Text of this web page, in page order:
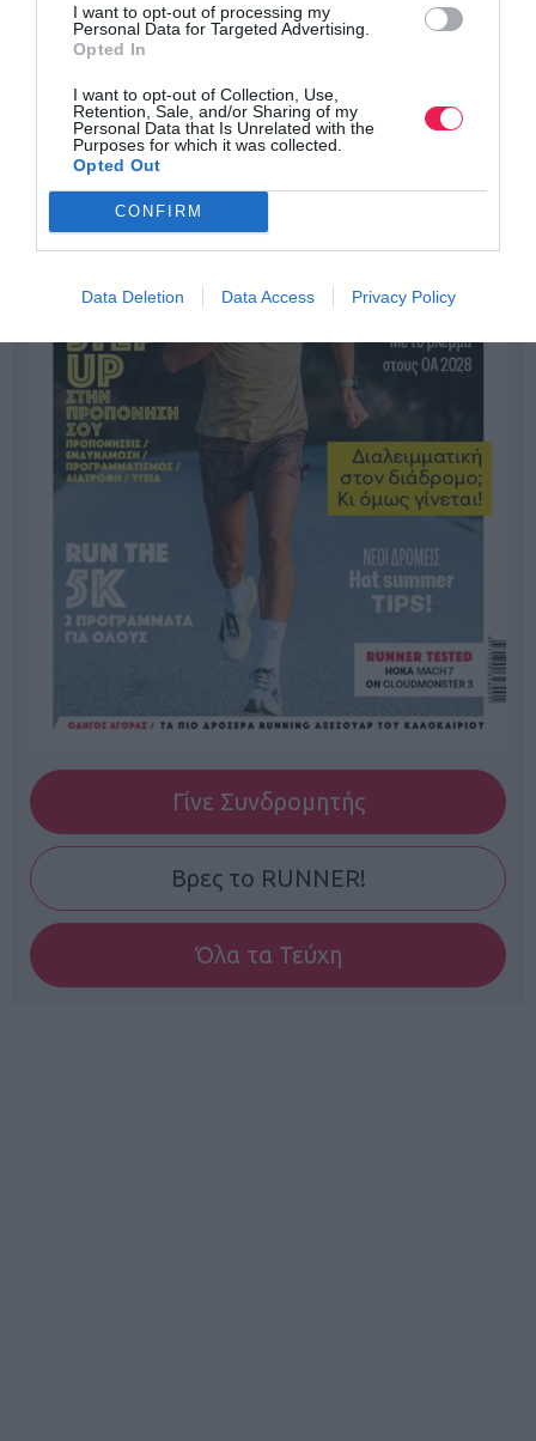
I want to opt-out of processing my
Personal Data for Targeted Advertising.
Opted In
I want to opt-out of Collection, Use,
Retention, Sale, and/or Sharing of my
Personal Data that Is Unrelated with the
Purposes for which it was collected.
Opted Out
CONFIRM
Data Deletion Data Access Privacy Policy
Γίνε Συνδρομητής
Βρες το RUNNER!
Όλα τα Τεύχη